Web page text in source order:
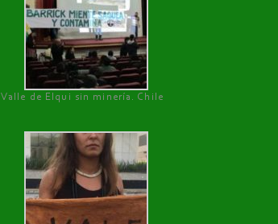
Valle de Elqui sin minería. Chile